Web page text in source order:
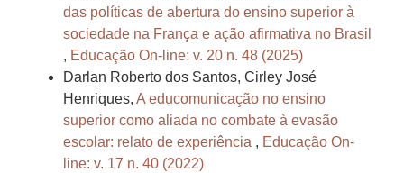
das políticas de abertura do ensino superior à
sociedade na França e ação afirmativa no Brasil
, Educação On-line: v. 20 n. 48 (2025)
Darlan Roberto dos Santos, Cirley José
Henriques, A educomunicação no ensino
superior como aliada no combate à evasão
escolar: relato de experiência , Educação On-
line: v. 17 n. 40 (2022)